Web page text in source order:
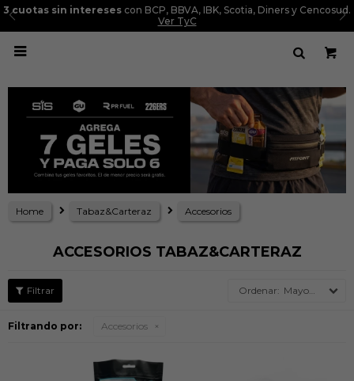
3 cuotas sin intereses con BCP, BBVA, IBK, Scotia, Diners y Cencosud.
Ver TyC

Home Tabaz&Carteraz Accesorios
ACCESORIOS TABAZ&CARTERAZ
Mayor precio
Filtrando por: Accesorios